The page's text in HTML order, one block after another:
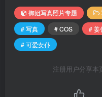
御姐写真照片专题
# 写真
# COS # 姜
# 可爱女仆
注册用户分享本